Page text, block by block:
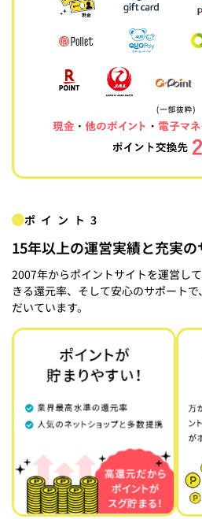
ポイント3
15年以上の運営実績と充実の
2007年からポイントサイトを運営し
きる還元率、そして安心のサポート
だいています。